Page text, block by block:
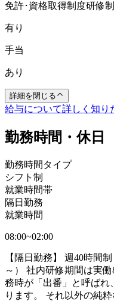
免許･資格取得制度研修
有り
手当
あり
詳細を閉じる
給与について詳しく知り
勤務時間・休日
勤務時間タイプ
シフト制
就業時間帯
隔日勤務
就業時間
08:00~02:00
【隔日勤務】 週40時間
～） 社内研修期間は実
務時が「出番」と呼ばれ
ります。 それ以外の純